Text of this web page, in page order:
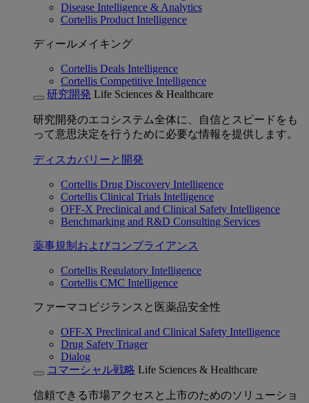
Disease Intelligence & Analytics
Cortellis Product Intelligence
ディールメイキング
Cortellis Deals Intelligence
Cortellis Competitive Intelligence
研究開発 Life Sciences & Healthcare
研究開発のエコシステム全体に、自信とスピードをも
って意思決定を行うために必要な情報を提供します。
ディスカバリーと開発
Cortellis Drug Discovery Intelligence
Cortellis Clinical Trials Intelligence
OFF-X Preclinical and Clinical Safety Intelligence
Benchmarking and R&D Consulting Services
薬事規制およびコンプライアンス
Cortellis Regulatory Intelligence
Cortellis CMC Intelligence
ファーマコビジランスと医薬品安全性
OFF-X Preclinical and Clinical Safety Intelligence
Drug Safety Triager
Dialog
コマーシャル戦略 Life Sciences & Healthcare
信頼できる市場アクセスと上市のためのソリューショ